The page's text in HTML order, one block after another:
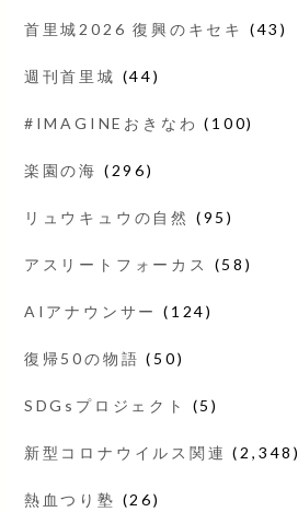
首里城2026 復興のキセキ (43)
週刊首里城 (44)
#IMAGINEおきなわ (100)
楽園の海 (296)
リュウキュウの自然 (95)
アスリートフォーカス (58)
AIアナウンサー (124)
復帰50の物語 (50)
SDGsプロジェクト (5)
新型コロナウイルス関連 (2,348)
熱血つり塾 (26)